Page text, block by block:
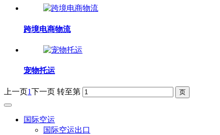
跨境电商物流
宠物托运
上一页1下一页 转至第
国际空运
国际空运出口